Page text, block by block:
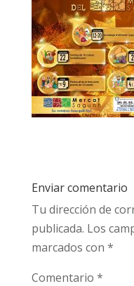
Enviar comentario
Tu dirección de
publicada. Los
marcados con *
Comentario *